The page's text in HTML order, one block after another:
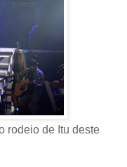
rodeio de Itu deste